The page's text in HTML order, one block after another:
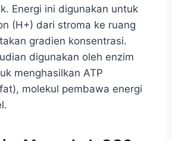
Energi ini digunakan untuk
(H+) dari stroma ke ruang
gradien konsentrasi.
digunakan oleh enzim
menghasilkan ATP
molekul pembawa energi